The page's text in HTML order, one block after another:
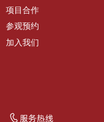
项目合作
参观预约
加入我们